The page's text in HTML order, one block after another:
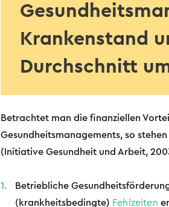
Krankenstand
Durchschnitt
Betrachtet man die finanziellen
Gesundheitsmanagements, so
(Initiative Gesundheit und Arbeit,
Betriebliche
(krankheitsbedingte) Fehlzeiten